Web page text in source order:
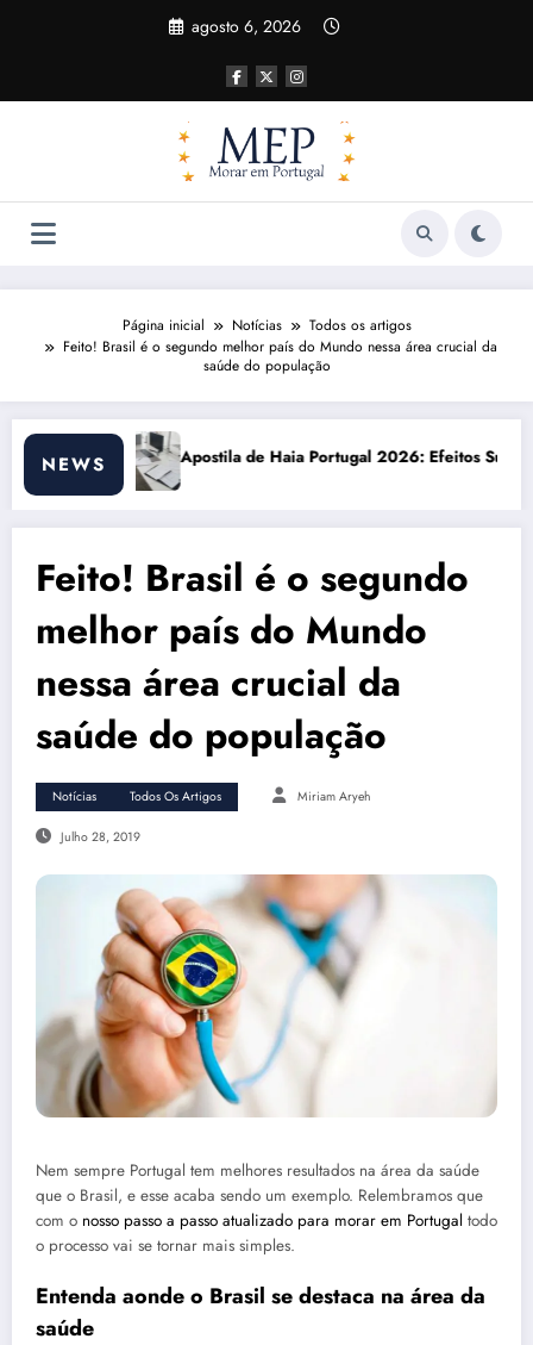
agosto 6, 2026
Página inicial Notícias
Todos os artigos
Feito! Brasil é o segundo melhor país do Mundo nessa área crucial da
saúde do população
NEWS
Portugal 2026: Efeitos Surpreendentes e OportunidadesCusto de vida
Feito! Brasil é o segundo
melhor país do Mundo
nessa área crucial da
saúde do população
Notícias Todos Os Artigos Miriam Aryeh
Julho 28, 2019
Nem sempre Portugal tem melhores resultados na área da saúde
que o Brasil, e esse acaba sendo um exemplo. Relembramos que
com o nosso passo a passo atualizado para morar em Portugal todo
o processo vai se tornar mais simples.
Entenda aonde o Brasil se destaca na área da
saúde